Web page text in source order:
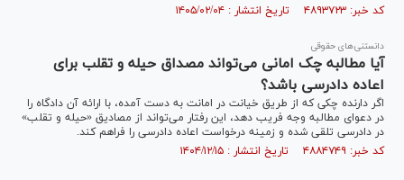
کد خبر: ۴۸۹۳۷۲۳ تاریخ انتشار : ۱۴۰۵/۰۲/۰۴
دانستنی‌های حقوقی
آیا مطالبه چک امانی می‌تواند مصداق حیله و تقلب برای
اعاده دادرسی باشد؟
اگر دارنده چکی که از طریق خیانت در امانت به دست آمده، با ارائه آن دادگاه را
در دعوای مطالبه وجه فریب دهد، این رفتار می‌تواند از مصادیق «حیله و تقلب»
در دادرسی تلقی شده و زمینه درخواست اعاده دادرسی را فراهم کند.
کد خبر: ۴۸۸۴۷۴۹ تاریخ انتشار : ۱۴۰۴/۱۲/۱۵